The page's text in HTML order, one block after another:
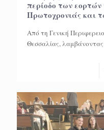
περίοδο των
Πρωτοχρονιάς και
Από τη Γενική
Θεσσαλίας,